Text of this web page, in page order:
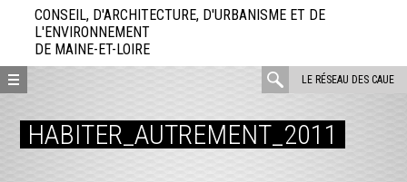
directement
contenu
CONSEIL, D'ARCHITECTURE, D'URBANISME ET DE
L'ENVIRONNEMENT
DE MAINE-ET-LOIRE
LE RÉSEAU DES CAUE
rechercher
HABITER_AUTREMENT_2011